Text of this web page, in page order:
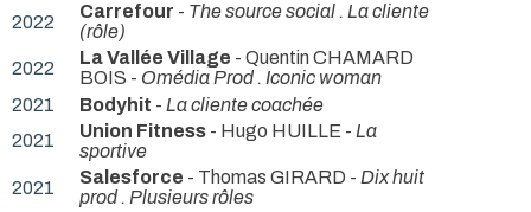
2022
Carrefour - The source social . La cliente
(rôle)
2022
La Vallée Village - Quentin CHAMARD
BOIS - Omédia Prod . Iconic woman
2021
Bodyhit - La cliente coachée
2021
Union Fitness - Hugo HUILLE - La
sportive
2021
Salesforce - Thomas GIRARD - Dix huit
prod . Plusieurs rôles